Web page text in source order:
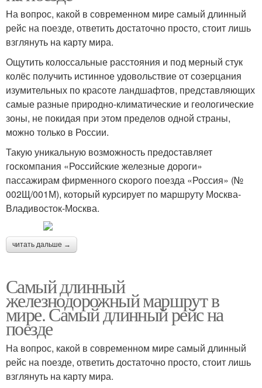
На вопрос, какой в современном мире самый длинный
рейс на поезде, ответить достаточно просто, стоит лишь
взглянуть на карту мира.
Ощутить колоссальные расстояния и под мерный стук
колёс получить истинное удовольствие от созерцания
изумительных по красоте ландшафтов, представляющих
самые разные природно-климатические и геологические
зоны, не покидая при этом пределов одной страны,
можно только в России.
Такую уникальную возможность предоставляет
госкомпания «Российские железные дороги»
пассажирам фирменного скорого поезда «Россия» (№
002Щ/001М), который курсирует по маршруту Москва-
Владивосток-Москва.
читать дальше →
Самый длинный
железнодорожный маршрут в
мире. Самый длинный рейс на
поезде
На вопрос, какой в современном мире самый длинный
рейс на поезде, ответить достаточно просто, стоит лишь
взглянуть на карту мира.